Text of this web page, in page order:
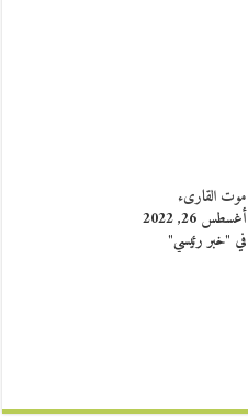
موت القارىء
أغسطس 26, 2022
في "خبر رئيسي"